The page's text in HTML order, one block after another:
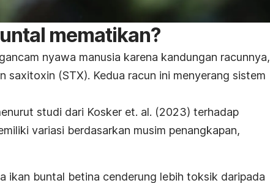
mematikan?
nyawa manusia karena kandungan racunnya,
saxitoxin (STX). Kedua racun ini menyerang sistem
studi dari Kosker et. al. (2023) terhadap
variasi berdasarkan musim penangkapan,
ikan buntal betina cenderung lebih toksik daripada